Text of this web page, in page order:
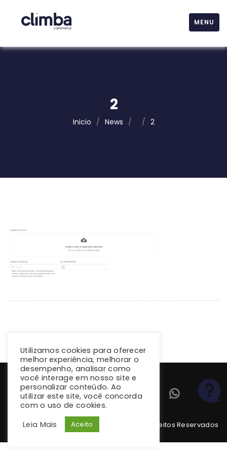
MENU
2
Inicio / News / / 2
Copyright 2026 climba.com.br. Todos os Direitos Reservados
Utilizamos cookies para oferecer
melhor experiência, melhorar o
desempenho, analisar como
você interage em nosso site e
personalizar conteúdo. Ao
utilizar este site, você concorda
com o uso de cookies.
Leia Mais
Aceito